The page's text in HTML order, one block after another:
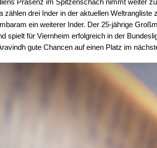
zählen drei Inder in der aktuellen Weltrangliste
ein weiterer Inder. Der 25-jährige
spielt für Viernheim erfolgreich in der
gute Chancen auf einen Platz im